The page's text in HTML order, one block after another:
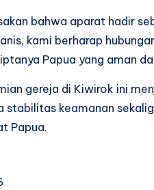
bahwa aparat hadir
kami berharap
Papua yang aman
gereja di Kiwirok ini
keamanan
Papua.